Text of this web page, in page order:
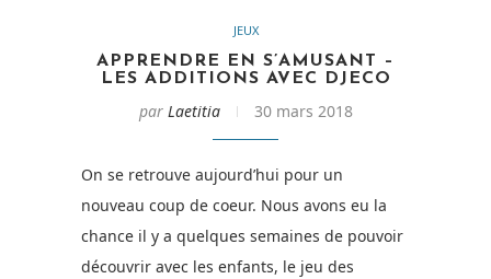
JEUX
APPRENDRE EN S’AMUSANT –
LES ADDITIONS AVEC DJECO
par Laetitia 30 mars 2018
On se retrouve aujourd’hui pour un
nouveau coup de coeur. Nous avons eu la
chance il y a quelques semaines de pouvoir
découvrir avec les enfants, le jeu des